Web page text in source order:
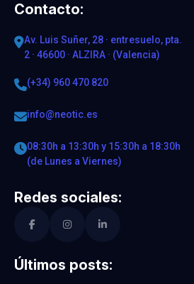
Contacto:
Av. Luis Suñer, 28 · entresuelo, pta.
2 · 46600 · ALZIRA · (Valencia)
(+34) 960 470 820
info@neotic.es
08:30h a 13:30h y 15:30h a 18:30h
(de Lunes a Viernes)
Redes sociales:
Últimos posts: